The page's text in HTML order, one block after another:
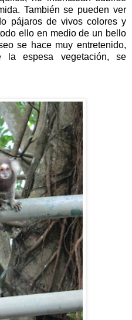
También se pueden ver
pájaros de vivos colores y
ello en medio de un bello
se hace muy entretenido,
espesa vegetación, se